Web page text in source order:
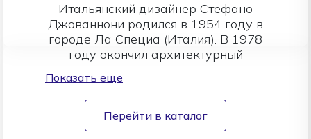
Итальянский дизайнер Стефано
Джованнони родился в 1954 году в
городе Ла Специа (Италия). В 1978
году окончил архитектурный
университета. В середине 1980-х
годов знакомство с Андреа Бранци,
Алессандро Мендини и Этторе
Соттсассом оказало сильное
Показать еще
Перейти в каталог